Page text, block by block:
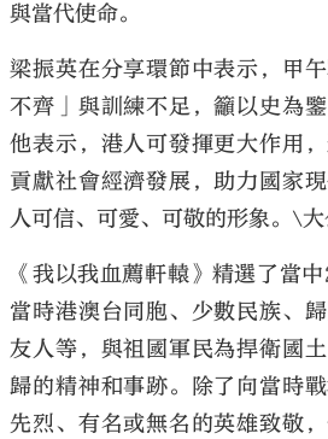
與當代使命。
梁振英在分享環節中表示，甲
不齊」與訓練不足，籲以史為鑒
他表示，港人可發揮更大作用
貢獻社會經濟發展，助力國家
人可信、可愛、可敬的形象。\
《我以我血薦軒轅》精選了當
當時港澳台同胞、少數民族、
友人等，與祖國軍民為捍衛國
歸的精神和事跡。除了向當時
先烈、有名或無名的英雄致敬